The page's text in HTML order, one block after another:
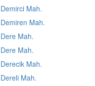
Demirci Mah.
Demiren Mah.
Dere Mah.
Dere Mah.
Derecik Mah.
Dereli Mah.